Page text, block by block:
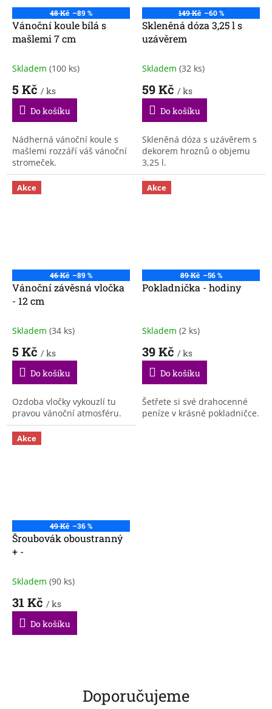
48 Kč –89 %
Vánoční koule bílá s
mašlemi 7 cm
Skladem (100 ks)
5 Kč / ks
Do košíku
Nádherná vánoční koule s
mašlemi rozzáří váš vánoční
stromeček.
149 Kč –60 %
Skleněná dóza 3,25 l s
uzávěrem
Skladem (32 ks)
59 Kč / ks
Do košíku
Skleněná dóza s uzávěrem s
dekorem hroznů o objemu
3,25 l.
Akce
46 Kč –89 %
Vánoční závěsná vločka
- 12 cm
Skladem (34 ks)
5 Kč / ks
Do košíku
Ozdoba vločky vykouzlí tu
pravou vánoční atmosféru.
Akce
89 Kč –56 %
Pokladnička - hodiny
Skladem (2 ks)
39 Kč / ks
Do košíku
Šetřete si své drahocenné
peníze v krásné pokladničce.
Akce
49 Kč –36 %
Šroubovák oboustranný
+ -
Skladem (90 ks)
31 Kč / ks
Do košíku
Doporučujeme